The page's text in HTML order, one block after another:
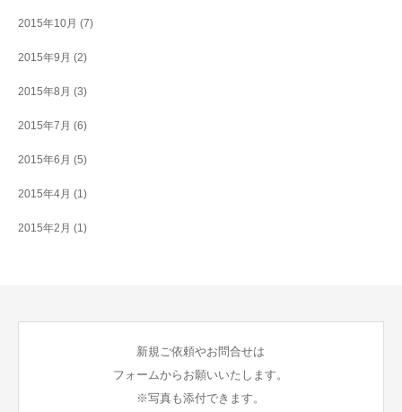
2015年10月 (7)
2015年9月 (2)
2015年8月 (3)
2015年7月 (6)
2015年6月 (5)
2015年4月 (1)
2015年2月 (1)
新規ご依頼やお問合せは
フォームからお願いいたします。
※写真も添付できます。